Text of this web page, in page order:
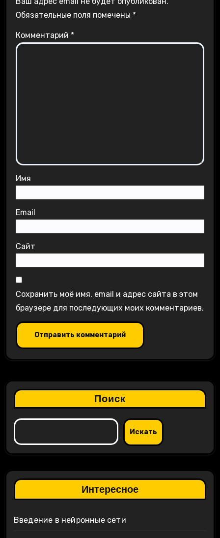
Обязательные поля помечены *
Комментарий *
Имя
Email
Сайт
Сохранить моё имя, email и адрес сайта в этом
браузере для последующих моих комментариев.
Поиск
Искать
Интересное
Введение в нейронные сети